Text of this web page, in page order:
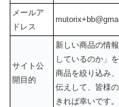
メールア
ドレス
サイト公
開目的
新しい商品の情
しているのか」
商品を絞り込み
伝えして、皆様
きれば幸いです。